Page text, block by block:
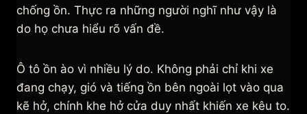
chống ồn. Thực ra những người nghĩ như vậy là
do họ chưa hiểu rõ vấn đề.
Ô tô ồn ào vì nhiều lý do. Không phải chỉ khi xe
đang chạy, gió và tiếng ồn bên ngoài lọt vào qua
kẽ hở, chính khe hở cửa duy nhất khiến xe kêu to.